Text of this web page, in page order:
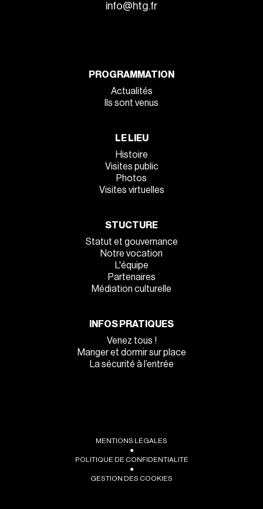
info@htg.fr
PROGRAMMATION
Actualités
Ils sont venus
LE LIEU
Histoire
Visites public
Photos
Visites virtuelles
STUCTURE
Statut et gouvernance
Notre vocation
L'équipe
Partenaires
Médiation culturelle
INFOS PRATIQUES
Venez tous !
Manger et dormir sur place
La sécurité à l’entrée
MENTIONS LÉGALES
●
POLITIQUE DE CONFIDENTIALITÉ
●
GESTION DES COOKIES